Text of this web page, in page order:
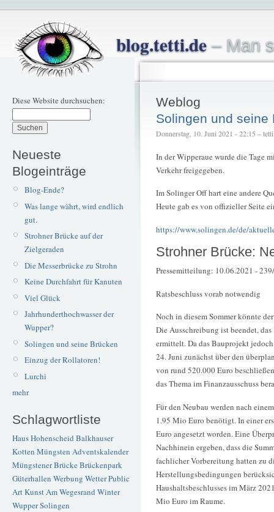
blog.tetti.de– Man
Diese Website durchsuchen:
Neueste
Blogeinträge
Blog-Ende?
Was lange währt, wird endlich
gut.
Strohner Brücke auf der
Zielgeraden
Die Messerbrücke zu Strohn
Keine Durchfahrt für Kanuten
Viel Glück
Jahrhunderthochwasser der
Wupper?
Solingen und seine Brücken
Einzug der Rollatoren!
Lurchi
mehr
Schlagwortliste
Haus Hohenscheid Balkhauser
Kotten Müngsten Adventskalender
Müngstener BrückeBrückenpark
Güterhallen Werbung WetterPublic
ArtKunstAm Wegesrand Winter
WupperSolingen
Weblog
Solingen und seine
Donnerstag, 10. Juni 2021 - 22:15 – tetti
In der Wipperaue wurde die Tage
Verkehr freigegeben.
Im Solinger Off hart eine andere
Heute gab es von offizieller Seite
https://www.solingen.de/de/
Strohner Brücke:
Pressemitteilung: 10.06.2021 -
Ratsbeschluss vorab notwendig
Noch in diesem Sommer könnte
Die Ausschreibung ist beendet,
ermittelt. Da das Bauprojekt
24. Juni zunächst über den
von rund 520.000 Euro
das Thema im Finanzausschuss
Für den Neubau werden nach
1.95 Mio Euro benötigt. In einer
Euro angesetzt worden. Eine
Nachhinein ergeben, dass die
fachlicher Vorbereitung hatten zu
Herstellungsbedingungen
Haushaltsbeschlusses im März
Mio Euro im Raume.